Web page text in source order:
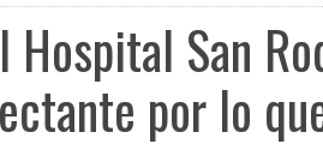
San
por lo